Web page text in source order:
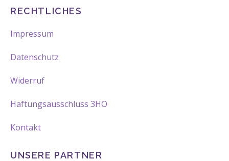
RECHTLICHES
Impressum
Datenschutz
Widerruf
Haftungsausschluss 3HO
Kontakt
UNSERE PARTNER